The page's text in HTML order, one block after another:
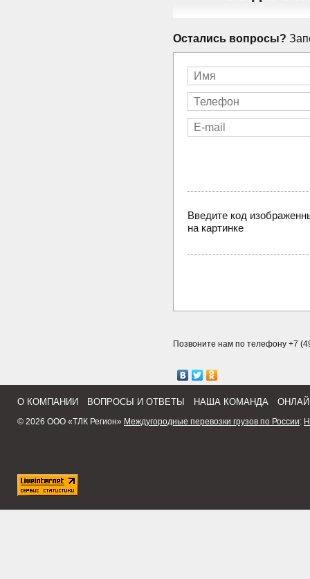
Остались вопросы?
Введите код
на картинке
Позвоните нам по телефону +7
О КОМПАНИИ ВОПРОСЫ И ОТВЕТЫ НАША КОМАНДА
© 2026 ООО «ТЛК Регион» Междугородные перевозки грузов по России: